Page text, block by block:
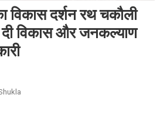
विकास दर्शन रथ चकौली
दी विकास और जनकल्याण